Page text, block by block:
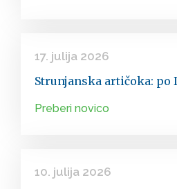
17. julija 2026
Strunjanska artičoka: po
Preberi novico
10. julija 2026